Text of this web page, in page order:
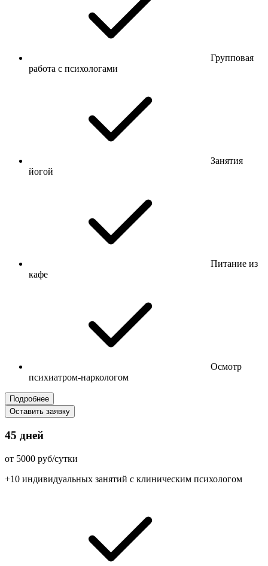
Групповая
работа с психологами
Занятия
йогой
Питание из
кафе
Осмотр
психиатром-наркологом
Подробнее
Оставить заявку
45 дней
от 5000 руб/сутки
+10 индивидуальных занятий с клиническим психологом